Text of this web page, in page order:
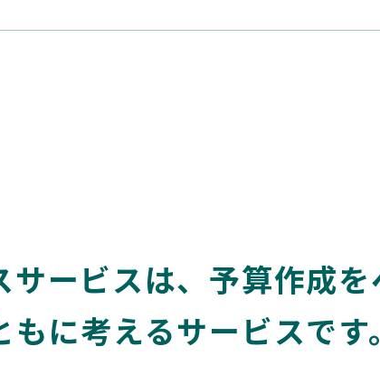
ービスは、予算作成を
に考えるサービスです。